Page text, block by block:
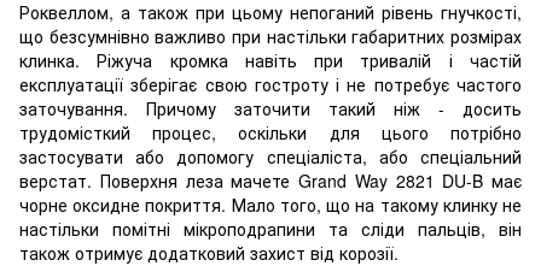
Роквеллом, а також при цьому непоганий рівень гнучкості,
що безсумнівно важливо при настільки габаритних розмірах
клинка. Ріжуча кромка навіть при тривалій і частій
експлуатації зберігає свою гостроту і не потребує частого
заточування. Причому заточити такий ніж - досить
трудомісткий процес, оскільки для цього потрібно
застосувати або допомогу спеціаліста, або спеціальний
верстат. Поверхня леза мачете Grand Way 2821 DU-B має
чорне оксидне покриття. Мало того, що на такому клинку не
настільки помітні мікроподрапини та сліди пальців, він
також отримує додатковий захист від корозії.